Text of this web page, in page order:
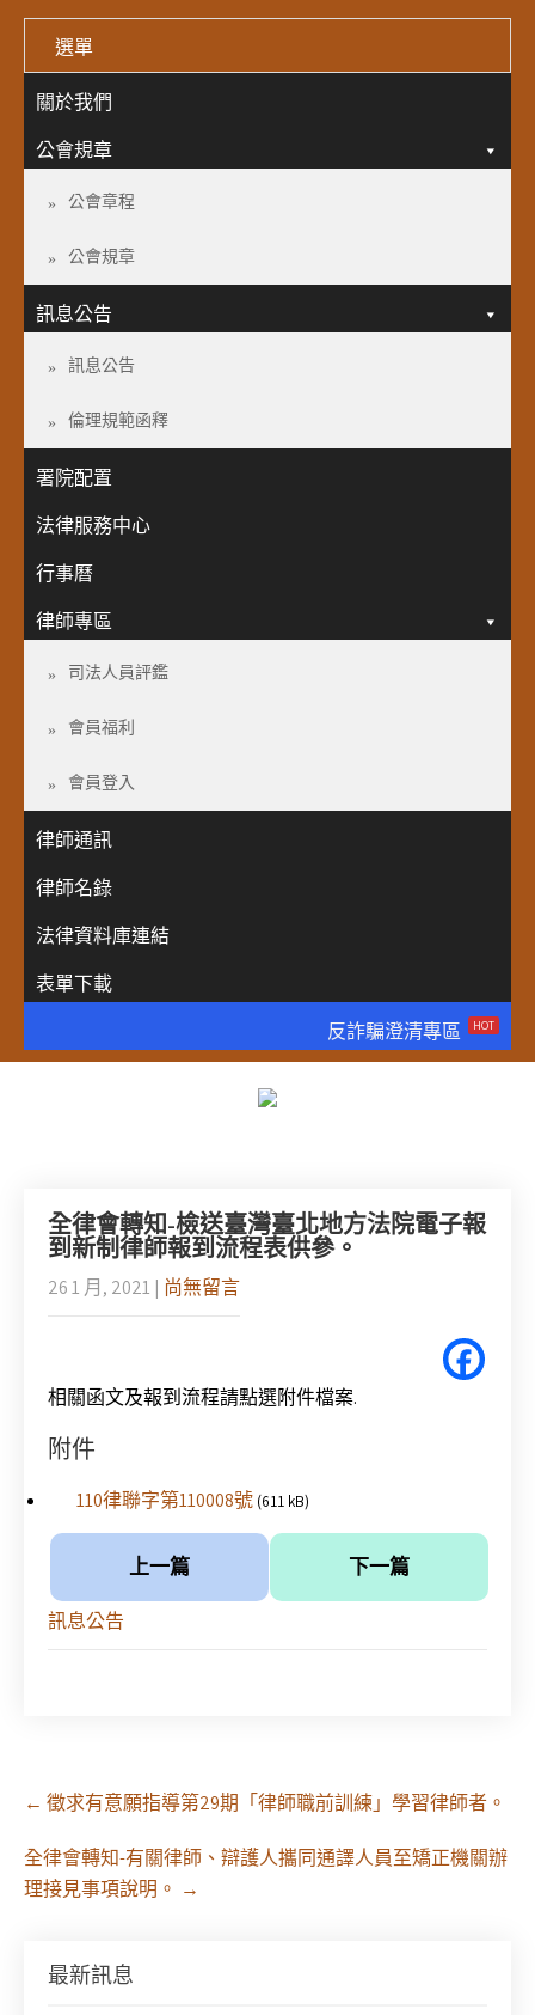
選單
關於我們
公會規章
公會章程
公會規章
訊息公告
訊息公告
倫理規範函釋
署院配置
法律服務中心
行事曆
律師專區
司法人員評鑑
會員福利
會員登入
律師通訊
律師名錄
法律資料庫連結
表單下載
反詐騙澄清專區
HOT
全律會轉知-檢送臺灣臺北地方法院電子報
到新制律師報到流程表供參。
26 1 月, 2021 | 尚無留言
相關函文及報到流程請點選附件檔案.
附件
110律聯字第110008號 (611 kB)
上一篇 下一篇
訊息公告
Post
navigation
← 徵求有意願指導第29期「律師職前訓練」學習律師者。
全律會轉知-有關律師、辯護人攜同通譯人員至矯正機關辦
理接見事項說明。 →
最新訊息
8/14前線上填寫表單登記)